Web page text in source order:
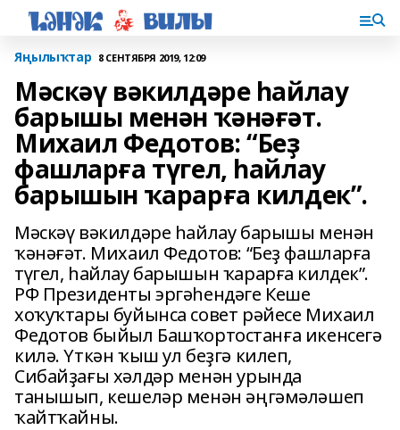
Яңылыҡтар 8 СЕНТЯБРЯ 2019, 12:09
Мәскәү вәкилдәре һайлау
барышы менән ҡәнәғәт.
Михаил Федотов: “Беҙ
фашларға түгел, һайлау
барышын ҡарарға килдек”.
Мәскәү вәкилдәре һайлау барышы менән
ҡәнәғәт. Михаил Федотов: “Беҙ фашларға
түгел, һайлау барышын ҡарарға килдек”.
РФ Президенты эргәһендәге Кеше
хоҡуҡтары буйынса совет рәйесе Михаил
Федотов быйыл Башҡортостанға икенсегә
килә. Үткән ҡыш ул беҙгә килеп,
Сибайҙағы хәлдәр менән урында
танышып, кешеләр менән әңгәмәләшеп
ҡайтҡайны.